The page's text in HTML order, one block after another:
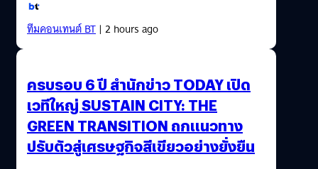
ทีมคอนเทนต์ BT| 2 hours ago
ครบรอบ 6 ปี สำนักข่าว TODAY เปิด
เวทีใหญ่ SUSTAIN CITY: THE
GREEN TRANSITION ถกแนวทาง
ปรับตัวสู่เศรษฐกิจสีเขียวอย่างยั่งยืน